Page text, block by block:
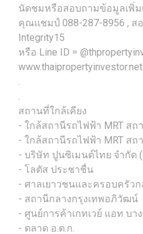
นัดชมหรือสอบถามข้อมูลเพิ่ม
คุณแชมป์ 088-287-8956 , ส
Integrity15
หรือ Line ID =
www.thaipropertyinvestor.net
.
.
สถานที่ใกล้เคียง
- ใกล้สถานีรถไฟฟ้า MRT สถ
- ใกล้สถานีรถไฟฟ้า MRT สถ
- บริษัท ปูนซิเมนต์ไทย จำกัด
- โลตัส ประชาชื่น
- ศาลเยาวชนและครอบครัวก
- สถานีกลางกรุงเทพอภิวัฒน์
- ศูนย์การค้าเกทเวย์ แอท บา
- ตลาด อ.ต.ก.